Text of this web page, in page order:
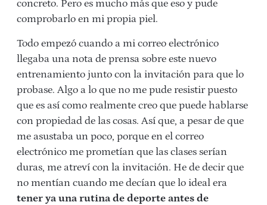
concreto. Pero es mucho más que eso y pude
comprobarlo en mi propia piel.
Todo empezó cuando a mi correo electrónico
llegaba una nota de prensa sobre este nuevo
entrenamiento junto con la invitación para que lo
probase. Algo a lo que no me pude resistir puesto
que es así como realmente creo que puede hablarse
con propiedad de las cosas. Así que, a pesar de que
me asustaba un poco, porque en el correo
electrónico me prometían que las clases serían
duras, me atreví con la invitación. He de decir que
no mentían cuando me decían que lo ideal era
tener ya una rutina de deporte antes de